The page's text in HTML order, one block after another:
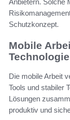
Schutzkonzept.
Mobile
Die mobile Arbeit
Tools und stabiler
Lösungen
produktiv und